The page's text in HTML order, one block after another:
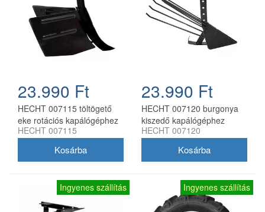
23.990 Ft
HECHT 007115 töltögető
eke rotációs kapálógéphez
HECHT 007115
23.990 Ft
HECHT 007120 burgonya
kiszedő kapálógéphez
HECHT 007120
Ingyenes szállítás Ingyenes szállítás